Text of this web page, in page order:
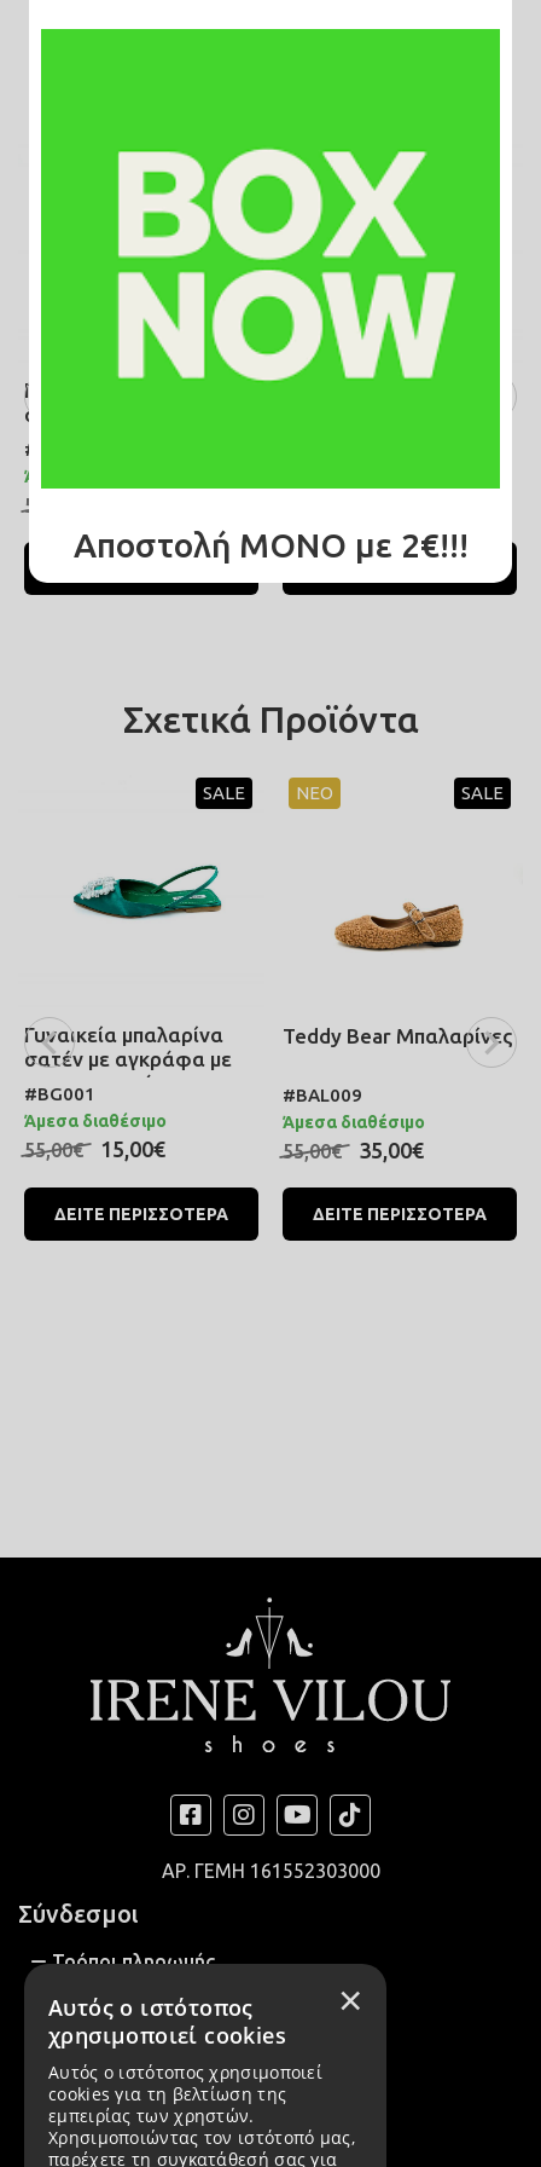
Γυναικεία μπαλαρίνα
σατέν με αγκράφα με
#BF003
Άμεσα διαθέσιμο
55,00€
ΔΕΙΤΕ ΠΕΡΙΣΣΟΤΕΡΑ ΔΕΙΤΕ ΠΕΡΙΣΣΟΤΕΡΑ
Σχετικά Προϊόντα
SALE
Γυναικεία μπαλαρίνα
σατέν με αγκράφα με
στρας σε πράσινο
χρώμα
#BG001
Άμεσα διαθέσιμο
55,00€ 15,00€
ΔΕΙΤΕ ΠΕΡΙΣΣΟΤΕΡΑ
ΝΕΟ SALE
Teddy Bear Μπαλαρίνες
#BAL009
Άμεσα διαθέσιμο
55,00€ 35,00€
ΔΕΙΤΕ ΠΕΡΙΣΣΟΤΕΡΑ
Αποστολή ΜΟΝΟ με 2€!!!
ΑΡ. ΓΕΜΗ 161552303000
Σύνδεσμοι
Τρόποι πληρωμής
Τρόποι αποστολής
Εταιρεία
Όροι χρήσης
×
Αυτός ο ιστότοπος
χρησιμοποιεί cookies
Αυτός ο ιστότοπος χρησιμοποιεί
cookies για τη βελτίωση της
εμπειρίας των χρηστών.
Χρησιμοποιώντας τον ιστότοπό μας,
παρέχετε τη συγκατάθεσή σας για